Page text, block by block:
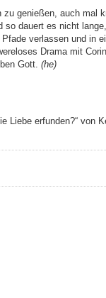
zu genießen, auch mal
so dauert es nicht
verlassen und in
Drama mit
Gott. (he)
Liebe erfunden?“ von